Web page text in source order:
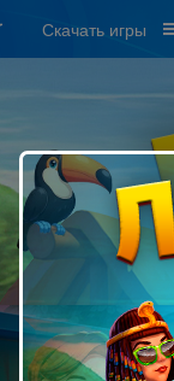
Скачать игры